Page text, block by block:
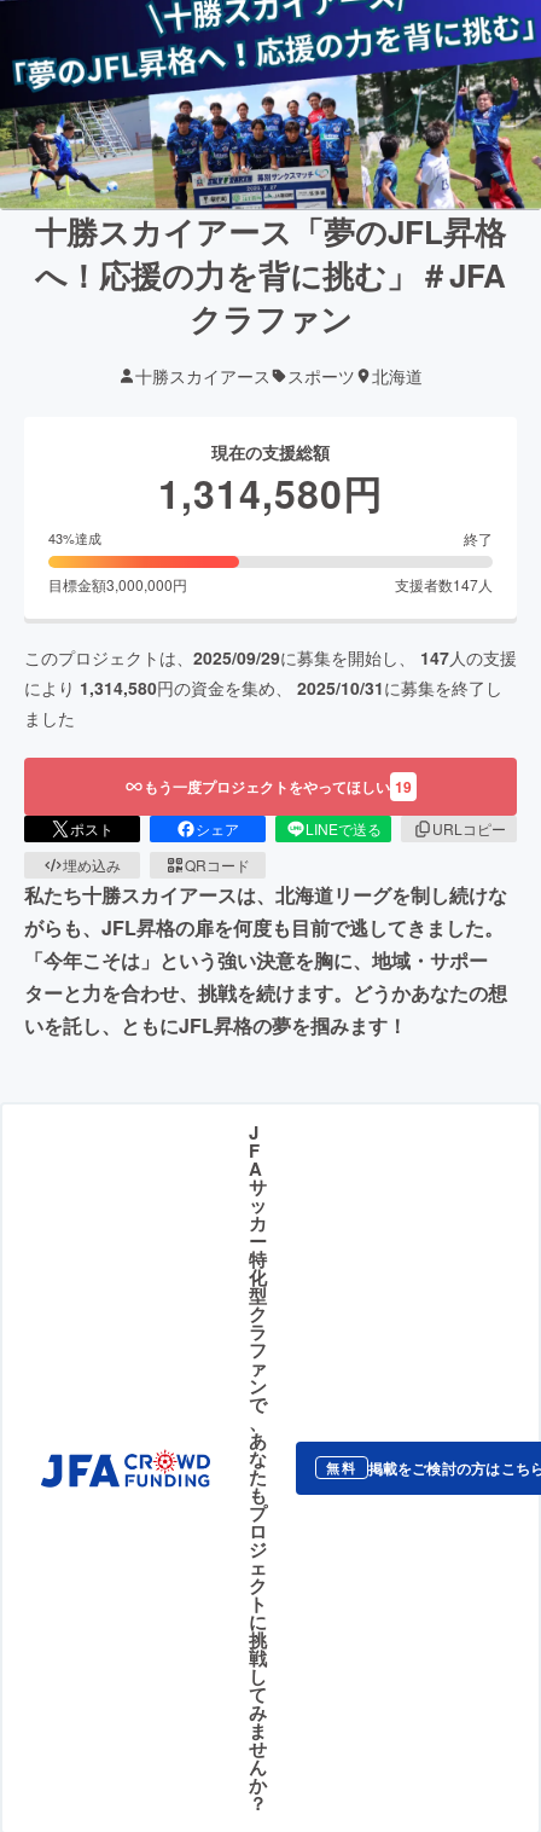
十勝スカイアース「夢のJFL昇格
へ！応援の力を背に挑む」＃JFA
クラファン
十勝スカイアース スポーツ 北海道
現在の支援総額
1,314,580円
43%達成 終了
目標金額3,000,000円 支援者数147人
このプロジェクトは、 2025/09/29に募集を開始し、 147人の支援
により 1,314,580円の資金を集め、 2025/10/31に募集を終了し
ました
もう一度プロジェクトをやってほしい 19
ポスト シェア LINEで送る
URLコピー
埋め込み
QRコード
私たち十勝スカイアースは、北海道リーグを制し続けな
がらも、JFL昇格の扉を何度も目前で逃してきました。
「今年こそは」という強い決意を胸に、地域・サポー
ターと力を合わせ、挑戦を続けます。どうかあなたの想
いを託し、ともにJFL昇格の夢を掴みます！
J
F
A
サ
ッ
カ
ー
特
化
型
ク
ラ
フ
ァ
ン
で
、
あ
な
た
も
プ
ロ
ジ
ェ
ク
ト
に
挑
戦
し
て
み
ま
せ
ん
か
？
無料 掲載をご検討の方はこち